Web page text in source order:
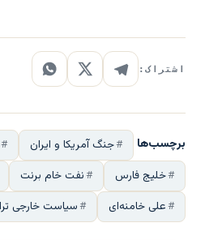
اشتراک:
برچسب‌ها جنگ آمریکا و ایران
خلیج فارس
نفت خام برنت
علی خامنه‌ای
سیاست خارجی